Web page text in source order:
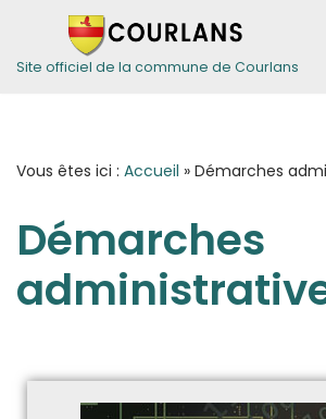
Aller
Site officiel de la commune de Courlans
Vous êtes ici : Accueil » Démarches
Démarches